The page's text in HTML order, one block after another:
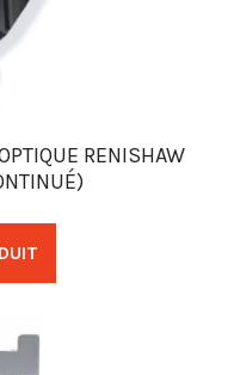
RENISHAW